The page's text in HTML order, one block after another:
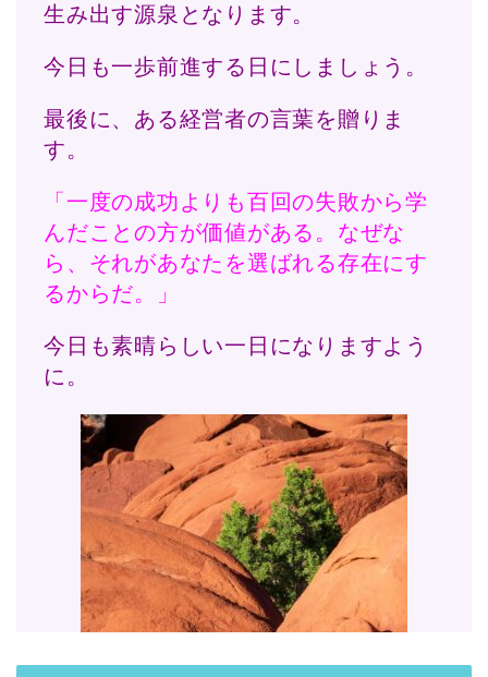
生み出す源泉となります。
今日も一歩前進する日にしましょう。
最後に、ある経営者の言葉を贈りま
す。
「一度の成功よりも百回の失敗から学
んだことの方が価値がある。なぜな
ら、それがあなたを選ばれる存在にす
るからだ。」
今日も素晴らしい一日になりますよう
に。